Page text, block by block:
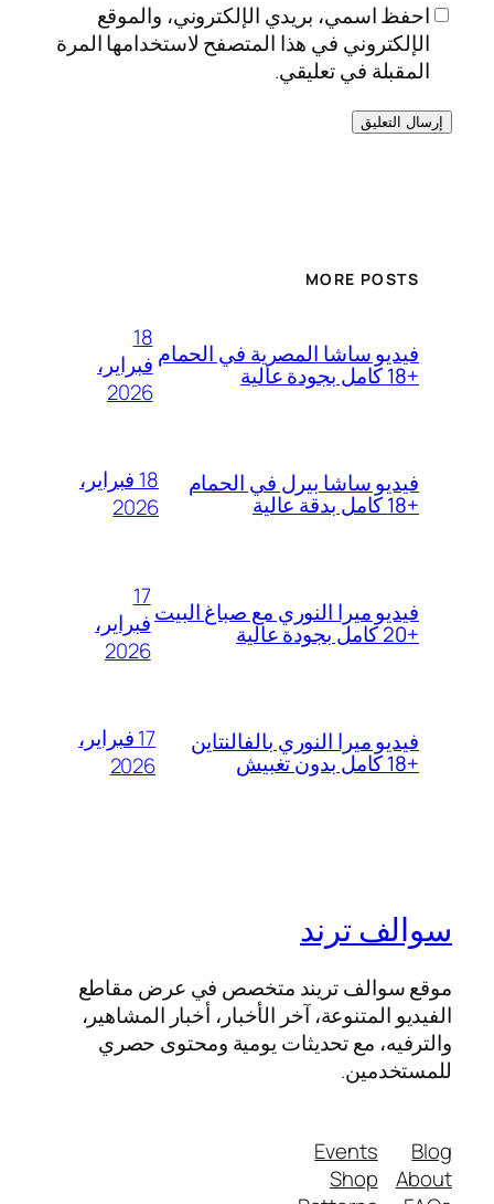
احفظ اسمي، بريدي الإلكتروني، والموقع
الإلكتروني في هذا المتصفح لاستخدامها المرة
المقبلة في تعليقي.
MORE POSTS
فيديو ساشا المصرية في الحمام
+18 كامل بجودة عالية
18
فبراير،
2026
فيديو ساشا بيرل في الحمام
+18 كامل بدقة عالية
18 فبراير،
2026
فيديو ميرا النوري مع صباغ البيت
+20 كامل بجودة عالية
17
فبراير،
2026
فيديو ميرا النوري بالفالنتاين
+18 كامل بدون تغبيش
17 فبراير،
2026
سوالف ترند
موقع سوالف تريند متخصص في عرض مقاطع
الفيديو المتنوعة، آخر الأخبار، أخبار المشاهير،
والترفيه، مع تحديثات يومية ومحتوى حصري
للمستخدمين.
Blog
About
Events
Shop